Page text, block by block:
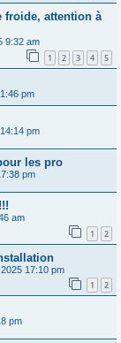
froide, attention à
9:32 am
1 2 3 4 5
pm
pm
les pro
pm
am
1 2
17:10 pm
1 2
pm